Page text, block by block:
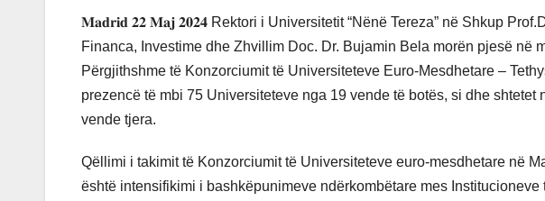
𝐌𝐚𝐝𝐫𝐢𝐝 𝟐𝟐 𝐌𝐚𝐣 𝟐𝟎𝟐𝟒 Rektori i Universitetit “Nënë Tereza” në Shkup
Financa, Investime dhe Zhvillim Doc. Dr. Bujamin Bela morën pjesë në
Përgjithshme të Konzorciumit të Universiteteve Euro-Mesdhetare –
prezencë të mbi 75 Universiteteve nga 19 vende të botës, si dhe
vende tjera.
Qëllimi i takimit të Konzorciumit të Universiteteve euro-mesdhetare në
është intensifikimi i bashkëpunimeve ndërkombëtare mes